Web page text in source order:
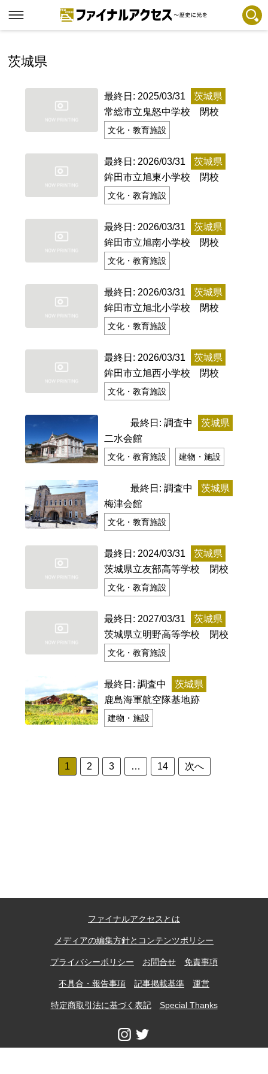
注目コンテンツ 一覧
メディアの編集方針とコンテンツポリシー
プライバシーポリシー
お問合せ
不具合・報告事項
記事掲載基準
特定商取引法に基づく表記
フリーワードで探す
残り日数で探す
残り約1ヶ月以内
記事ランキング ※24時間以内
日本銀行 鳥居坂分館
釧路市立柏木小学校 閉校
釧路市立東栄小学校 閉校
上郷温水路 東急8500系
茨城県
最終日: 2025/03/31
茨城県
常総市立鬼怒中学校 閉校
文化・教育施設
最終日: 2026/03/31
茨城県
鉾田市立旭東小学校 閉校
文化・教育施設
最終日: 2026/03/31
茨城県
鉾田市立旭南小学校 閉校
文化・教育施設
最終日: 2026/03/31
茨城県
鉾田市立旭北小学校 閉校
文化・教育施設
最終日: 2026/03/31
茨城県
鉾田市立旭西小学校 閉校
文化・教育施設
最終日: 調査中
茨城県
二水会館
文化・教育施設 建物・施設
最終日: 調査中
茨城県
梅津会館
文化・教育施設
最終日: 2024/03/31
茨城県
茨城県立友部高等学校 閉校
文化・教育施設
最終日: 2027/03/31
茨城県
茨城県立明野高等学校 閉校
文化・教育施設
最終日: 調査中
茨城県
鹿島海軍航空隊基地跡
建物・施設
1 2 3 … 14 次へ
ファイナルアクセスとは
メディアの編集方針とコンテンツポリシー
プライバシーポリシー お問合せ 免責事項
不具合・報告事項 記事掲載基準 運営
特定商取引法に基づく表記 Special Thanks